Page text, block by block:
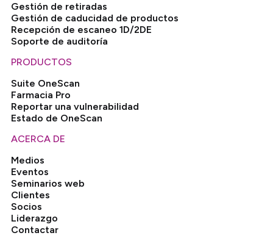
Gestión de retiradas
Gestión de caducidad de productos
Recepción de escaneo 1D/2DE
Soporte de auditoría
PRODUCTOS
Suite OneScan
Farmacia Pro
Reportar una vulnerabilidad
Estado de OneScan
ACERCA DE
Medios
Eventos
Seminarios web
Clientes
Socios
Liderazgo
Contactar